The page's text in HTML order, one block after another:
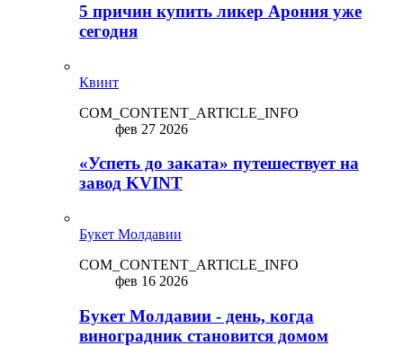
5 причин купить ликep Арония уже
сегодня
Квинт
COM_CONTENT_ARTICLE_INFO
фев 27 2026
«Успеть до заката» путешествует на
завод KVINT
Букет Молдавии
COM_CONTENT_ARTICLE_INFO
фев 16 2026
Букет Молдавии - день, когда
виноградник становится домом